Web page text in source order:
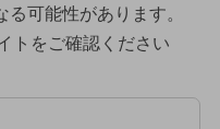
可能性があります。
トをご確認ください